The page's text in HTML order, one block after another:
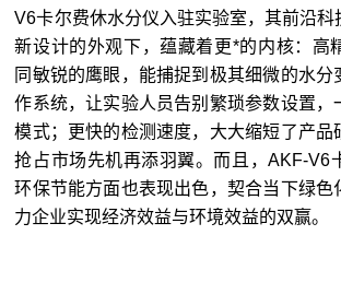
V6卡尔费休水分仪入驻实验室，其前沿科
新设计的外观下，蕴藏着更*的内核：高
同敏锐的鹰眼，能捕捉到极其细微的水分
作系统，让实验人员告别繁琐参数设置，
模式；更快的检测速度，大大缩短了产品
抢占市场先机再添羽翼。而且，AKF-V6
环保节能方面也表现出色，契合当下绿色
力企业实现经济效益与环境效益的双赢。